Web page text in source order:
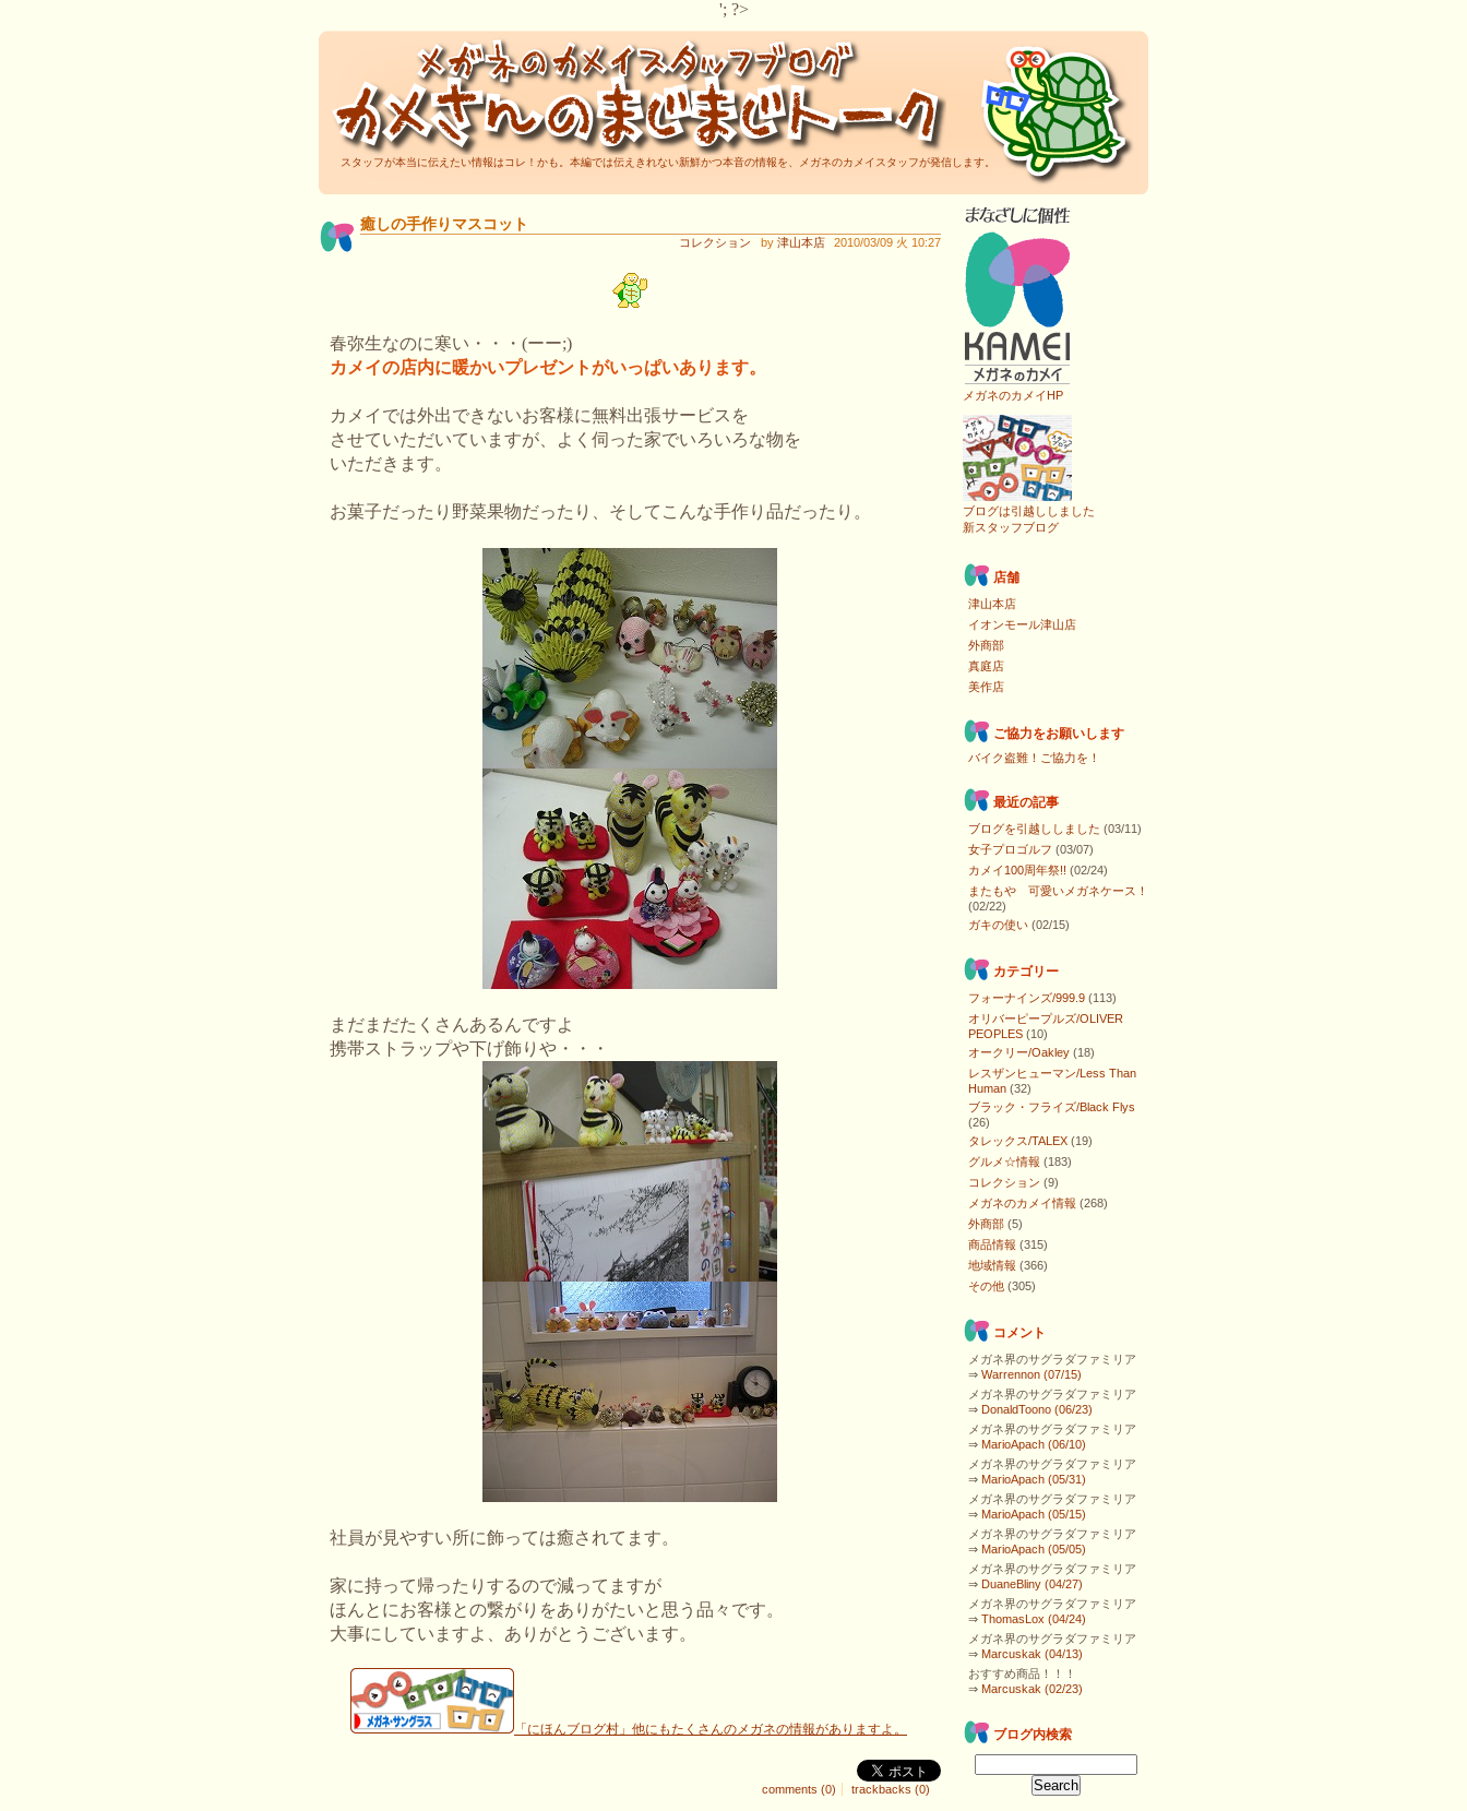
'; ?>
スタッフが本当に伝えたい情報はコレ！かも。本編では伝えきれない新鮮かつ本音の情報を、メガネのカメイスタッフが発信します。
癒しの手作りマスコット
コレクション by 津山本店 2010/03/09 火 10:27
春弥生なのに寒い・・・(ーー;)
カメイの店内に暖かいプレゼントがいっぱいあります。
カメイでは外出できないお客様に無料出張サービスを
させていただいていますが、よく伺った家でいろいろな物を
いただきます。
お菓子だったり野菜果物だったり、そしてこんな手作り品だったり。
まだまだたくさんあるんですよ
携帯ストラップや下げ飾りや・・・
社員が見やすい所に飾っては癒されてます。
家に持って帰ったりするので減ってますが
ほんとにお客様との繋がりをありがたいと思う品々です。
大事にしていますよ、ありがとうございます。
「にほんブログ村」他にもたくさんのメガネの情報がありますよ。
comments (0) trackbacks (0)
メガネのカメイHP
ブログは引越ししました
新スタッフブログ
店舗
津山本店
イオンモール津山店
外商部
真庭店
美作店
ご協力をお願いします
バイク盗難！ご協力を！
最近の記事
ブログを引越ししました (03/11)
女子プロゴルフ (03/07)
カメイ100周年祭!! (02/24)
またもや 可愛いメガネケース！
(02/22)
ガキの使い (02/15)
カテゴリー
フォーナインズ/999.9 (113)
オリバーピープルズ/OLIVER
PEOPLES (10)
オークリー/Oakley (18)
レスザンヒューマン/Less Than
Human (32)
ブラック・フライズ/Black Flys
(26)
タレックス/TALEX (19)
グルメ☆情報 (183)
コレクション (9)
メガネのカメイ情報 (268)
外商部 (5)
商品情報 (315)
地域情報 (366)
その他 (305)
コメント
メガネ界のサグラダファミリア
⇒ Warrennon (07/15)
メガネ界のサグラダファミリア
⇒ DonaldToono (06/23)
メガネ界のサグラダファミリア
⇒ MarioApach (06/10)
メガネ界のサグラダファミリア
⇒ MarioApach (05/31)
メガネ界のサグラダファミリア
⇒ MarioApach (05/15)
メガネ界のサグラダファミリア
⇒ MarioApach (05/05)
メガネ界のサグラダファミリア
⇒ DuaneBliny (04/27)
メガネ界のサグラダファミリア
⇒ ThomasLox (04/24)
メガネ界のサグラダファミリア
⇒ Marcuskak (04/13)
おすすめ商品！！！
⇒ Marcuskak (02/23)
ブログ内検索